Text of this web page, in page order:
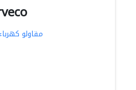
مقاولو
MwqvFb9Z1EqHprcm6